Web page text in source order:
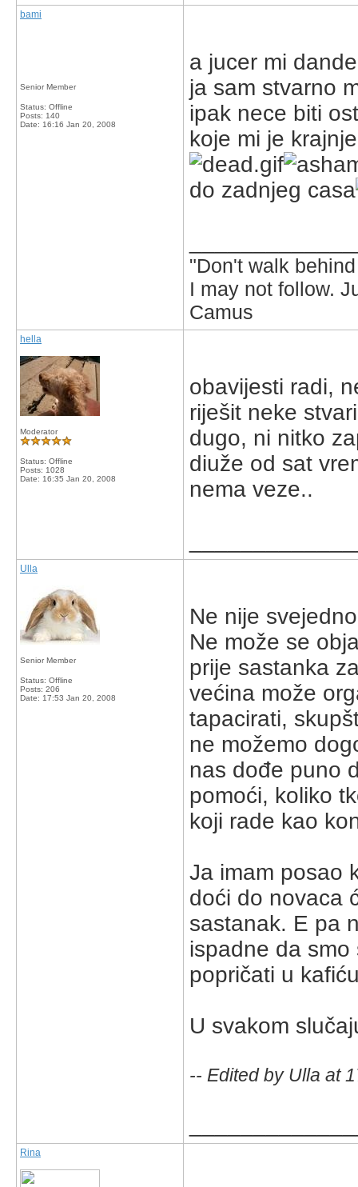
bami
Senior Member
Status: Offline
Posts: 140
Date: 16:16 Jan 20, 2008
a jucer mi
ja sam stvarno
ipak nece biti
koje mi je
do zadnjeg casa
"Don't walk
I may not follow.
Camus
hella
Moderator
Status: Offline
Posts: 1028
Date: 16:35 Jan 20, 2008
obavijesti radi,
riješit neke
dugo, ni nitko
diuže od sat
nema veze..
Ulla
Senior Member
Status: Offline
Posts: 206
Date: 17:53 Jan 20, 2008
Ne nije
Ne može se
prije sastanka
većina može
tapacirati,
ne možemo
nas dođe puno
pomoći, koliko
koji rade kao
Ja imam posao
doći do novaca
sastanak. E pa
ispadne da
popričati u
U svakom
-- Edited by Ulla at
Rina